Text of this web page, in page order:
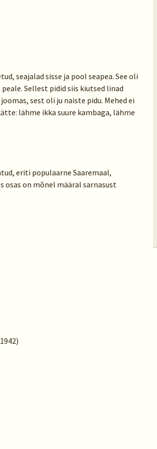
seajalad sisse ja pool seapea. See oli
Sellest pidid siis kiutsed linad
sest oli ju naiste pidu. Mehed ei
lähme ikka suure kambaga, lähme
eriti populaarne Saaremaal,
osas on mõnel määral sarnasust